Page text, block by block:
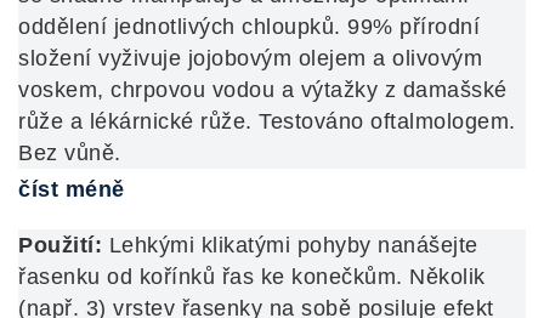
oddělení jednotlivých chloupků. 99% přírodní
složení vyživuje jojobovým olejem a olivovým
voskem, chrpovou vodou a výtažky z damašské
růže a lékárnické růže. Testováno oftalmologem.
Bez vůně.
číst méně
Použití: Lehkými klikatými pohyby nanášejte
řasenku od kořínků řas ke konečkům. Několik
(např. 3) vrstev řasenky na sobě posiluje efekt